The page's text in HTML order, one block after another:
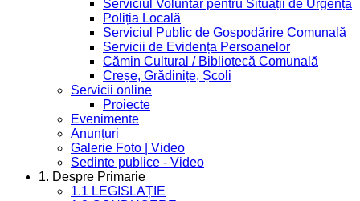
Serviciul Voluntar pentru Situații de Urgență
Poliția Locală
Serviciul Public de Gospodărire Comunală
Servicii de Evidența Persoanelor
Cămin Cultural / Bibliotecă Comunală
Creșe, Grădinițe, Școli
Servicii online
Proiecte
Evenimente
Anunțuri
Galerie Foto | Video
Sedinte publice - Video
1. Despre Primarie
1.1 LEGISLAȚIE